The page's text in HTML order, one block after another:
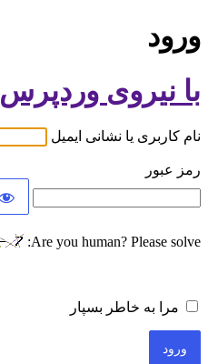
ورود
با نیروی وردپرس
نام کاربری یا نشانی ایمیل
رمز عبور
Are you human? Please solve:
مرا به خاطر بسپار